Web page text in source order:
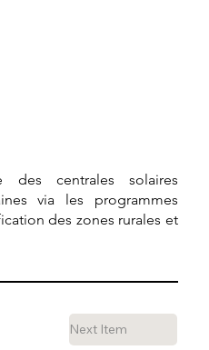
des centrales solaires
via les programmes
des zones rurales et
Next Item